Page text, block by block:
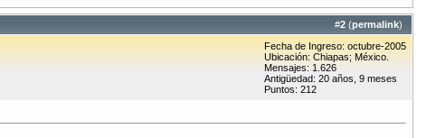
#2 (permalink)
Fecha de Ingreso: octubre-2005
Ubicación: Chiapas; México.
Mensajes: 1.626
Antigüedad: 20 años, 9 meses
Puntos: 212